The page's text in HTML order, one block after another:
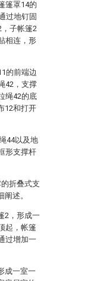
篷罩14的
过地钉固
子帐篷2
相连，形
的前端边
42，支撑
绳42的底
12和打开
44以及地
形支撑杆
折叠式支
述。
2，形成一
起，帐篷
过增加一
成一室一